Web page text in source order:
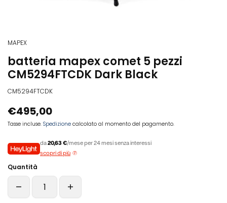
MAPEX
batteria mapex comet 5 pezzi
CM5294FTCDK Dark Black
CM5294FTCDK
€495,00
Tasse incluse. Spedizione calcolato al momento del pagamento.
da20,63 €/mese per 24 mesi senza interessi
scopri di più
Quantità